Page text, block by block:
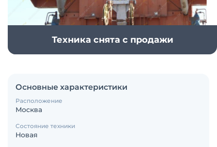
Техника снята с продажи
Основные характеристики
Расположение
Москва
Состояние техники
Новая